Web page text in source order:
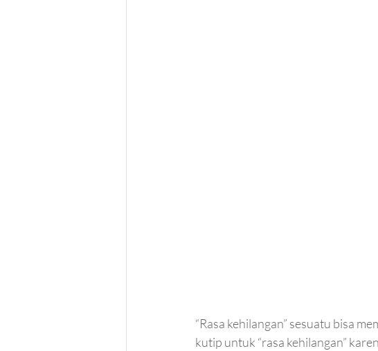
“Rasa kehilangan” sesuatu bisa
kutip untuk “rasa kehilangan”